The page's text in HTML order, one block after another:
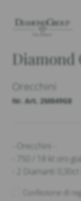
Diamond
Orecchini
Nr. Art. 2M849G8
- Orecchini -
- 750 / 18 kt oro
- 2 Diamanti
Confezione di